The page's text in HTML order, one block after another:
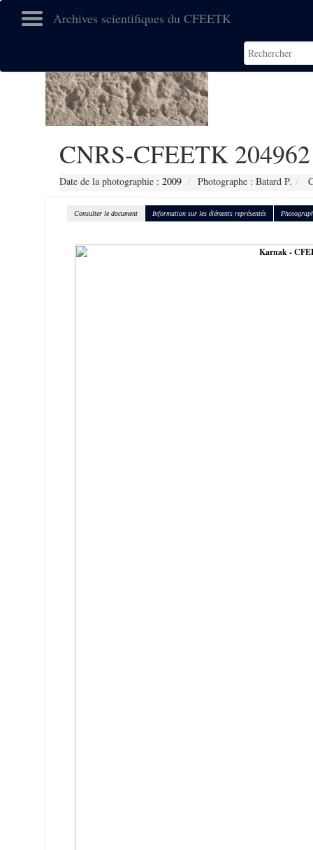
Archives scientifiques du CFEETK
CNRS-CFEETK 204962
Date de la photographie : 2009 Photographe : Batard P.
Consulter le document Information sur les éléments représentés